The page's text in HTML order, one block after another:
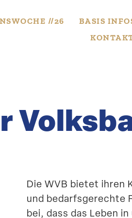
//26 BASIS
Die WVB bietet ihren
und bedarfs­ge­rechte
bei, dass das Leben